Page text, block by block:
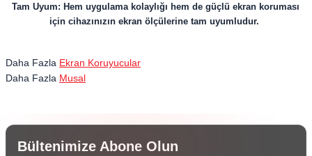
Tam Uyum: Hem uygulama kolaylığı hem de güçlü ekran koruması
için cihazınızın ekran ölçülerine tam uyumludur.
Daha Fazla Ekran Koruyucular
Daha Fazla Musal
Bültenimize Abone Olun